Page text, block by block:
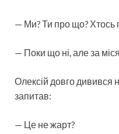
— Ми? Ти про що? Хтось
— Поки що ні, але за
Олексій довго дивився
запитав:
— Це не жарт?